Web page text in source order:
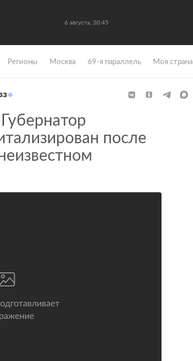
6 августа, 20:45
Регионы Москва 69-я параллель Моя страна
Губернатор
после